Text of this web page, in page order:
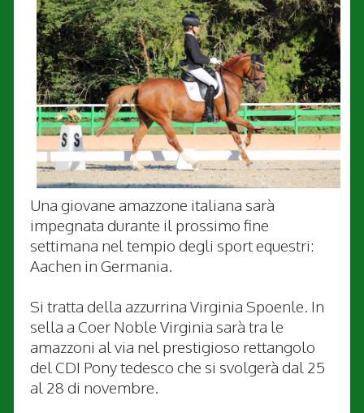
Una giovane amazzone italiana sarà
impegnata durante il prossimo fine
settimana nel tempio degli sport equestri:
Aachen in Germania.
Si tratta della azzurrina Virginia Spoenle. In
sella a Coer Noble Virginia sarà tra le
amazzoni al via nel prestigioso rettangolo
del CDI Pony tedesco che si svolgerà dal 25
al 28 di novembre.